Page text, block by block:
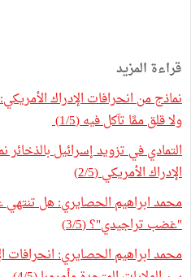
قراءة المزيد
نماذج من انحرافات الإدراك
ولا قلق ممَّا تآكل فيه (1/5)
التمادي في تزويد إسرائيل
الإدراك الأمريكي (2/5)
محمد ابراهيم الحصايري: هل تنتهي
"غضب تراجيدي"؟ (3/5)
محمد ابراهيم الحصايري: انحرافات